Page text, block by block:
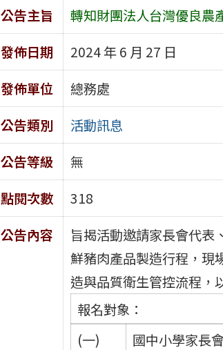
公告主旨
轉知財團法人台灣優良農
發佈日期
2024 年 6 月 27 日
發佈單位
總務處
公告類別
活動訊息
公告等級
無
點閱次數
318
公告內容
旨揭活動邀請家長會代表
鮮豬肉產品製造行程，現
造與品質衛生管控流程，
報名對象：
(一)
國中小學家長